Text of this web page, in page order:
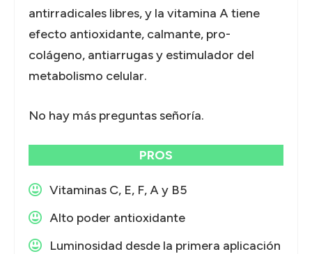
antirradicales libres, y la vitamina A tiene
efecto antioxidante, calmante, pro-
colágeno, antiarrugas y estimulador del
metabolismo celular.
No hay más preguntas señoría.
PROS
Vitaminas C, E, F, A y B5
Alto poder antioxidante
Luminosidad desde la primera aplicación